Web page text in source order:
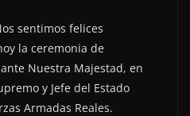
felices
la ceremonia de
Nuestra Majestad, en
y Jefe del Estado
Armadas Reales.